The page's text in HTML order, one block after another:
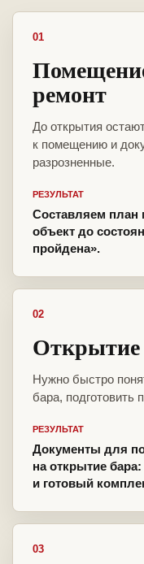
01
ремонт
До открытия
к помещению и
разрозненные.
РЕЗУЛЬТАТ
Составляем план
объект до
пройдена».
02
Открытие
Нужно быстро
бара, подготовить
РЕЗУЛЬТАТ
Документы для
на открытие
и готовый
03